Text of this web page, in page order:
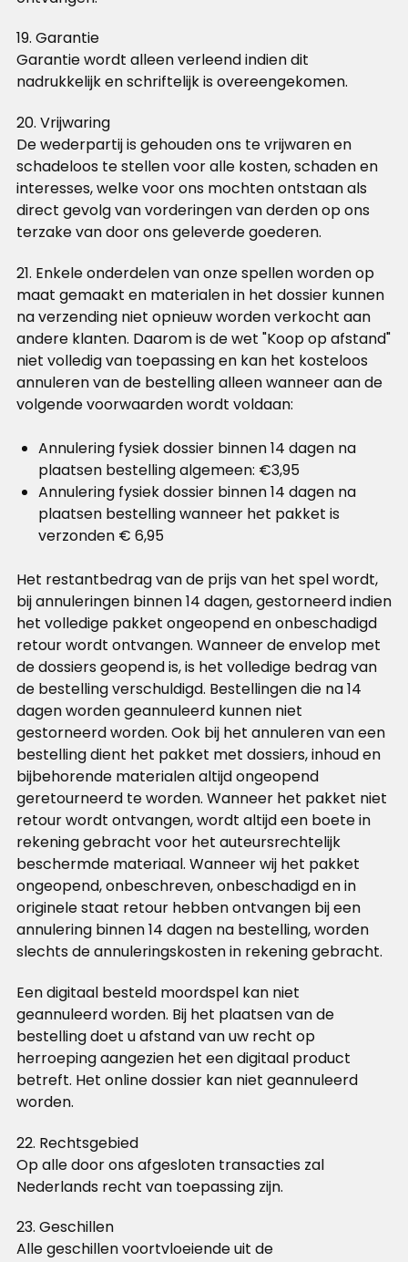
19. Garantie
Garantie wordt alleen verleend indien dit
nadrukkelijk en schriftelijk is overeengekomen.
20. Vrijwaring
De wederpartij is gehouden ons te vrijwaren en
schadeloos te stellen voor alle kosten, schaden en
interesses, welke voor ons mochten ontstaan als
direct gevolg van vorderingen van derden op ons
terzake van door ons geleverde goederen.
21. Enkele onderdelen van onze spellen worden op
maat gemaakt en materialen in het dossier kunnen
na verzending niet opnieuw worden verkocht aan
andere klanten. Daarom is de wet "Koop op afstand"
niet volledig van toepassing en kan het kosteloos
annuleren van de bestelling alleen wanneer aan de
volgende voorwaarden wordt voldaan:
Annulering fysiek dossier binnen 14 dagen na
plaatsen bestelling algemeen: €3,95
Annulering fysiek dossier binnen 14 dagen na
plaatsen bestelling wanneer het pakket is
verzonden € 6,95
Het restantbedrag van de prijs van het spel wordt,
bij annuleringen binnen 14 dagen, gestorneerd indien
het volledige pakket ongeopend en onbeschadigd
retour wordt ontvangen. Wanneer de envelop met
de dossiers geopend is, is het volledige bedrag van
de bestelling verschuldigd. Bestellingen die na 14
dagen worden geannuleerd kunnen niet
gestorneerd worden. Ook bij het annuleren van een
bestelling dient het pakket met dossiers, inhoud en
bijbehorende materialen altijd ongeopend
geretourneerd te worden. Wanneer het pakket niet
retour wordt ontvangen, wordt altijd een boete in
rekening gebracht voor het auteursrechtelijk
beschermde materiaal. Wanneer wij het pakket
ongeopend, onbeschreven, onbeschadigd en in
originele staat retour hebben ontvangen bij een
annulering binnen 14 dagen na bestelling, worden
slechts de annuleringskosten in rekening gebracht.
Een digitaal besteld moordspel kan niet
geannuleerd worden. Bij het plaatsen van de
bestelling doet u afstand van uw recht op
herroeping aangezien het een digitaal product
betreft. Het online dossier kan niet geannuleerd
worden.
22. Rechtsgebied
Op alle door ons afgesloten transacties zal
Nederlands recht van toepassing zijn.
23. Geschillen
Alle geschillen voortvloeiende uit de